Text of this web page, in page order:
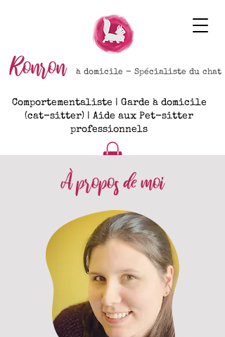
Ronron à domicile - Spécialiste du chat
Comportementaliste | Garde à domicile
(cat-sitter) | Aide aux Pet-sitter
professionnels
À propos de moi